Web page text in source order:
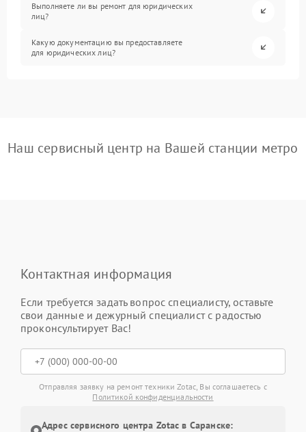
Выполняете ли вы ремонт для юридических
лиц?
Какую документацию вы предоставляете
для юридических лиц?
Наш сервисный центр на Вашей станции метро
Контактная информация
Если требуется задать вопрос специалисту, оставьте
свои данные и дежурный специалист с радостью
проконсультирует Вас!
Отправляя заявку на ремонт техники Zotac, Вы соглашаетесь с
Политикой конфиденциальности
Адрес сервисного центра Zotac в Саранске: